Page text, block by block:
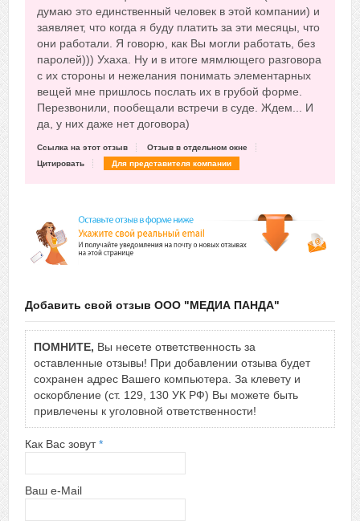
думаю это единственный человек в этой компании) и
заявляет, что когда я буду платить за эти месяцы, что
они работали. Я говорю, как Вы могли работать, без
паролей))) Ухаха. Ну и в итоге мямлющего разговора
с их стороны и нежелания понимать элементарных
вещей мне пришлось послать их в грубой форме.
Перезвонили, пообещали встречи в суде. Ждем... И
да, у них даже нет договора)
Ссылка на этот отзыв
Отзыв в отдельном окне
Цитировать
Для представителя компании
Добавить свой отзыв ООО "МЕДИА ПАНДА"
ПОМНИТЕ, Вы несете ответственность за
оставленные отзывы! При добавлении отзыва будет
сохранен адрес Вашего компьютера. За клевету и
оскорбление (ст. 129, 130 УК РФ) Вы можете быть
привлечены к уголовной ответственности!
Как Вас зовут*
Ваш e-Mail